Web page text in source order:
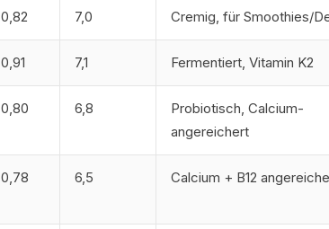
0,82 7,0 Cremig, für Smoothies/
0,91 7,1 Fermentiert, Vitamin K2
0,80 6,8
Probiotisch, Calcium-
angereichert
0,78 6,5 Calcium + B12